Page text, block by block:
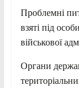
Проблемні
взяті під
військової
Органи